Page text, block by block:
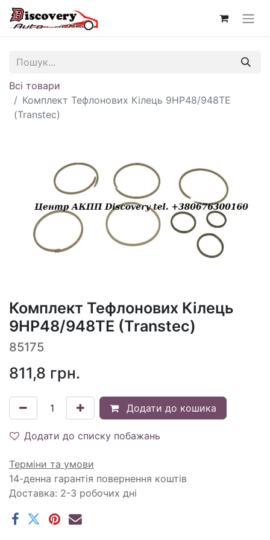
Всі товари
Комплект Тефлонових Кілець 9HP48/948TE
(Transtec)
Комплект Тефлонових Кілець
9HP48/948TE (Transtec)
85175
811,8 грн.
Додати до кошика
Додати до списку побажань
Терміни та умови
14-денна гарантія повернення коштів
Доставка: 2-3 робочих дні